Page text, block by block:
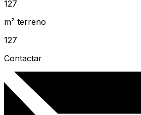
127
m² terreno
127
Contactar